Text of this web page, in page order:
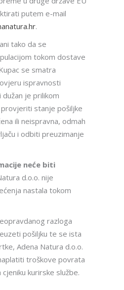
putem e-mail
.
tako da se
tokom dostave
se smatra
ispravnosti
je prilikom
stanje pošiljke
ili neispravna, odmah
i odbiti preuzimanje
neće biti
d.o.o. nije
nastala tokom
razloga
pošiljku te se ista
Adena Natura d.o.o.
troškove povrata
kurirske službe.